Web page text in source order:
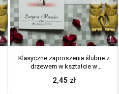
Klasyczne zaproszenia ślubne z
drzewem w kształcie w
2,45 zł